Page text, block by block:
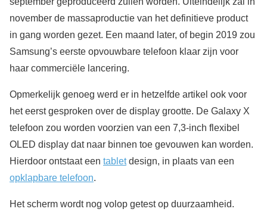
november de massaproductie van het definitieve product
in gang worden gezet. Een maand later, of begin 2019 zou
Samsung’s eerste opvouwbare telefoon klaar zijn voor
haar commerciële lancering.
Opmerkelijk genoeg werd er in hetzelfde artikel ook voor
het eerst gesproken over de display grootte. De Galaxy X
telefoon zou worden voorzien van een 7,3-inch flexibel
OLED display dat naar binnen toe gevouwen kan worden.
Hierdoor ontstaat een tabletdesign, in plaats van een
opklapbare telefoon.
Het scherm wordt nog volop getest op duurzaamheid.